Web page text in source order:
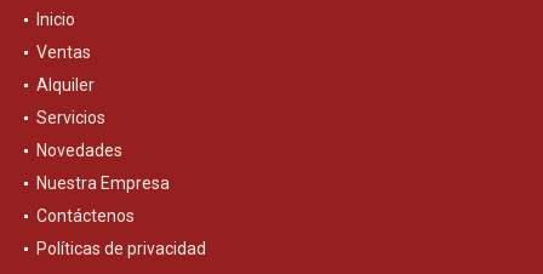
Inicio
Ventas
Alquiler
Servicios
Novedades
Nuestra Empresa
Contáctenos
Políticas de privacidad